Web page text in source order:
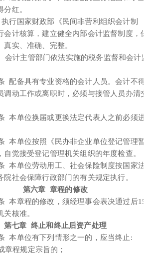
红。
行国家财政部《民间非营利组织会计制
会计核算，建立健全内部会计监督制度，保
真实、准确、完整。
会计主管部门依法实施的税务监督和会计监
配备具有专业资格的会计人员。会计不得
调动工作或离职时，必须与接管人员办清交
本单位换届或更换法定代表人之前必须进
本单位按照《民办非企业单位登记管理暂
自觉接受登记管理机关组织的年度检查。
本单位劳动用工、社会保险制度按国家法
院社会保障行政部门的有关规定执行。
第六章 章程的修改
本章程的修改，须经理事会表决通过后15
关核准。
第七章 终止和终止后资产处理
本单位有下列情形之一的，应当终止:
章程规定宗旨的；